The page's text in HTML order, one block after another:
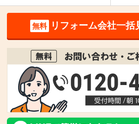
無料 リフォーム会社一括